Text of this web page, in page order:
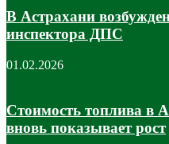
В Астрахани
инспектора ДПС
01.02.2026
Стоимость топлива в
вновь показывает рост